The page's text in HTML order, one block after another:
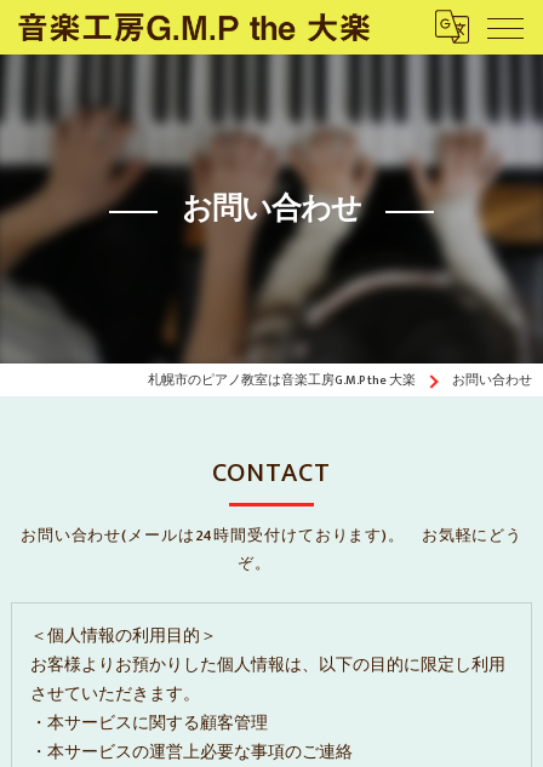
お問い合わせ
札幌市のピアノ教室は音楽工房G.M.P the 大楽 お問い合わせ
お問い合わせ(メールは24時間受付けております)。 お気軽にどう
ぞ。
CONTACT
＜個人情報の利用目的＞
お客様よりお預かりした個人情報は、以下の目的に限定し利用
させていただきます。
・本サービスに関する顧客管理
・本サービスの運営上必要な事項のご連絡